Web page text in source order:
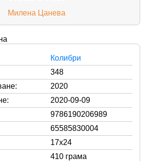
Милена Цанева
Колибри
348
2020
2020-09-09
9786190206989
65585830004
17x24
410 грама